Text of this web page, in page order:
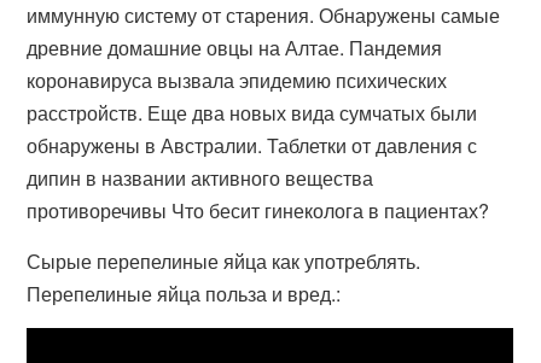
иммунную систему от старения. Обнаружены самые
древние домашние овцы на Алтае. Пандемия
коронавируса вызвала эпидемию психических
расстройств. Еще два новых вида сумчатых были
обнаружены в Австралии. Таблетки от давления с
дипин в названии активного вещества
противоречивы Что бесит гинеколога в пациентах?
Сырые перепелиные яйца как употреблять.
Перепелиные яйца польза и вред.: